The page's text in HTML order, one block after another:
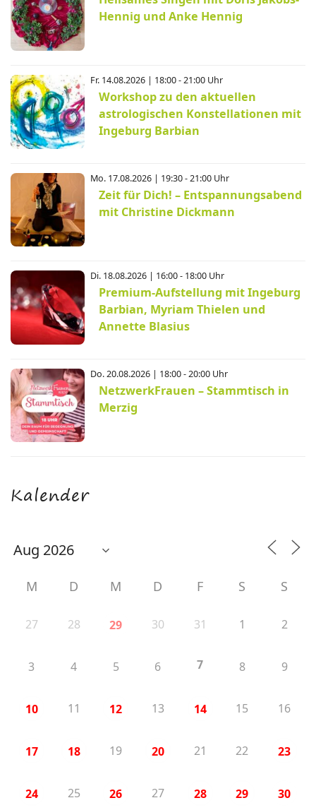
Hennig und Anke Hennig
Fr. 14.08.2026 | 18:00 - 21:00 Uhr
Workshop zu den aktuellen
astrologischen Konstellationen mit
Ingeburg Barbian
Mo. 17.08.2026 | 19:30 - 21:00 Uhr
Zeit für Dich! – Entspannungsabend
mit Christine Dickmann
Di. 18.08.2026 | 16:00 - 18:00 Uhr
Premium-Aufstellung mit Ingeburg
Barbian, Myriam Thielen und
Annette Blasius
Do. 20.08.2026 | 18:00 - 20:00 Uhr
NetzwerkFrauen – Stammtisch in
Merzig
Kalender
M D M D F S S
27 28 29 30 31 1 2
3 4 5 6 7 8 9
10 11 12 13 14 15 16
17 18 19 20 21 22 23
24 25 26 27 28 29 30